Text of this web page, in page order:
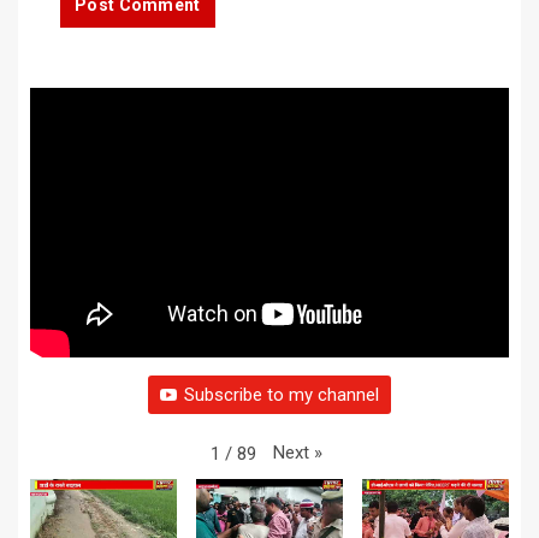
Subscribe to my channel
1 / 89 Next »